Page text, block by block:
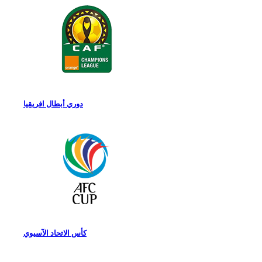
دوري أبطال افريقيا
كأس الاتحاد الآسيوي